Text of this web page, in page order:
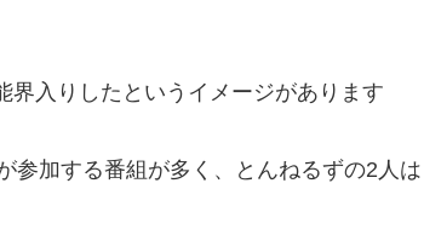
界入りしたというイメージがあります
参加する番組が多く、とんねるずの2人は